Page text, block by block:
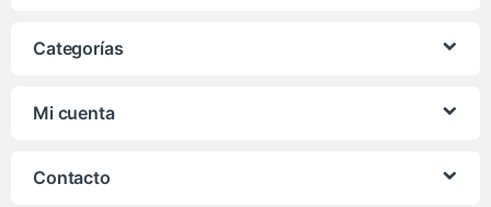
Categorías
Mi cuenta
Contacto